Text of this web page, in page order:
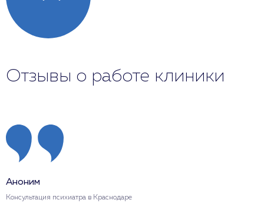
Отзывы о работе клиники
Аноним
Консультация психиатра в Краснодаре